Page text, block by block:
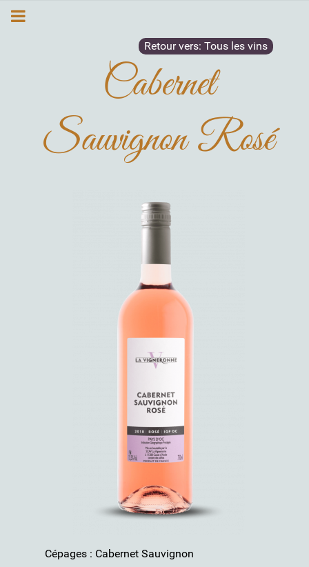
Retour vers: Tous les vins
Cabernet
Sauvignon Rosé
Cépages : Cabernet Sauvignon